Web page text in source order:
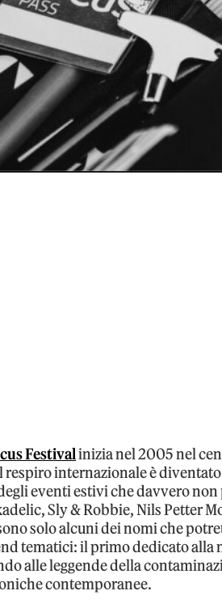
Festivalinizia nel 2005 nel
internazionale è
eventi estivi che davvero
Sly & Robbie, Nils Petter
solo alcuni dei nomi che
tematici: il primo dedicato alla
alle leggende della
contemporanee.